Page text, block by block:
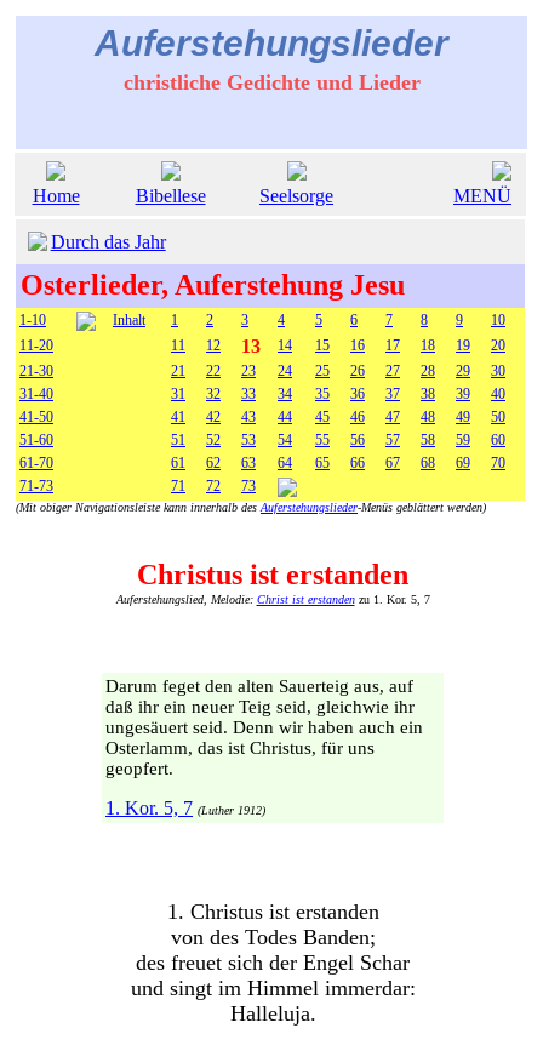
Auferstehungslieder
christliche Gedichte und Lieder
Home Bibellese Seelsorge MENÜ
Durch das Jahr
Osterlieder, Auferstehung Jesu
1-10 Inhalt 1 2 3 4 5 6 7 8 9
10
11-20
11 12 13 14 15 16 17 18 19
20
21-30
21 22 23 24 25 26 27 28 29
30
31-40
31 32 33 34 35 36 37 38 39
40
41-50
41 42 43 44 45 46 47 48 49
50
51-60
51 52 53 54 55 56 57 58 59
60
61-70
61 62 63 64 65 66 67 68 69
70
71-73
71 72 73
(Mit obiger Navigationsleiste kann innerhalb des Auferstehungslieder-Menüs geblättert werden)
Christus ist erstanden
Auferstehungslied, Melodie: Christ ist erstandenzu 1. Kor. 5, 7
Darum feget den alten Sauerteig aus, auf
daß ihr ein neuer Teig seid, gleichwie ihr
ungesäuert seid. Denn wir haben auch ein
Osterlamm, das ist Christus, für uns
geopfert.
1. Kor. 5, 7 (Luther 1912)
1. Christus ist erstanden
von des Todes Banden;
des freuet sich der Engel Schar
und singt im Himmel immerdar:
Halleluja.